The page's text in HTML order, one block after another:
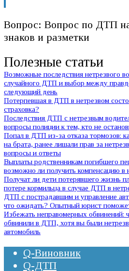
Вопрос: Вопрос по ДТП
знаков и разметки
Полезные статьи
Возможные последствия нетрезвого
случайного ДТП и выбор между
следующий день
Потерпевшая в ДТП в нетрезвом
страховка?
Последствия ДТП с нетрезвым
вопросы полиции к тем, кто не
Попал в ДТП из-за отказа тормозов:
на брата, ранее лишали прав за
вопросы и ответы
Выплаты родственникам погибшего
возможно ли получить компенсацию в
Получат ли дети потерявшего жизнь
потере кормильца в случае ДТП в
ДТП с пострадавшим и управление
что ожидать? Опытный юрист
Избежать неправомерных обвинений:
обвинили в ДТП, хотя вы были
автомобиль
Q-Виновник
Q-ДТП